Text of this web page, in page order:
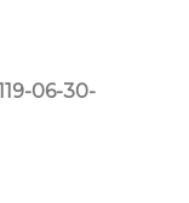
06-30-